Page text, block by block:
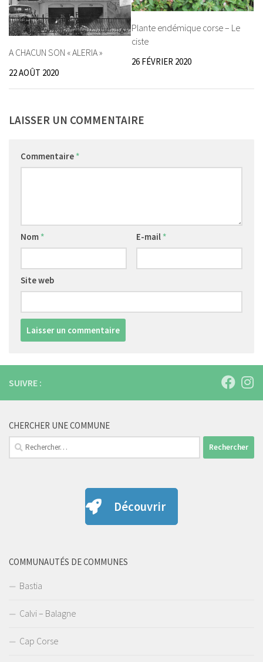
A CHACUN SON « ALERIA »
22 AOÛT 2020
Plante endémique corse – Le
ciste
26 FÉVRIER 2020
LAISSER UN COMMENTAIRE
Commentaire *
Nom * E-mail *
Site web
SUIVRE :
CHERCHER UNE COMMUNE
Rechercher :
Découvrir
COMMUNAUTÉS DE COMMUNES
Bastia
Calvi – Balagne
Cap Corse